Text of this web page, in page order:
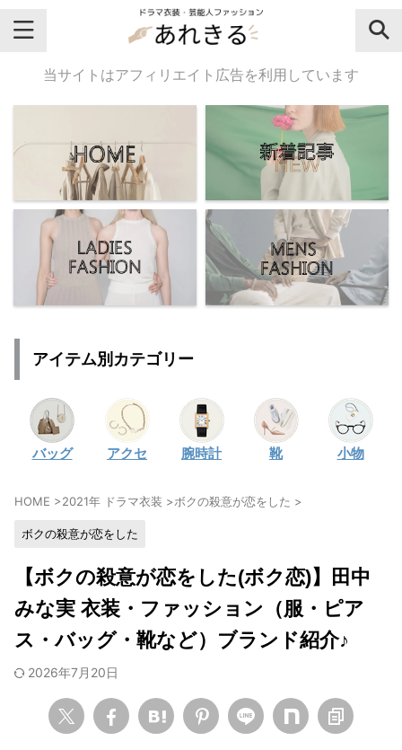
＼芸能人名・ドラマ名で検索♪／
気になるドラマ名や芸能人名でおし
ゃれなドラマ衣装・ファッションを
チェックしてね♪
【よく検索されてる女性芸能人】
・
広瀬すず
川口春奈
・ 石原さとみ
・広瀬アリス
永野芽郁
・波瑠
・奈緒
・
高畑充希
さとうほなみ
水川あさみ
田中みな実
当サイトはアフィリエイト広告を利用しています
アイテム別カテゴリー
バッグ アクセ 腕時計 靴 小物
HOME >2021年 ドラマ衣装 >ボクの殺意が恋をした >
ボクの殺意が恋をした
【ボクの殺意が恋をした(ボク恋)】田中
みな実 衣装・ファッション（服・ピア
ス・バッグ・靴など）ブランド紹介♪
2026年7月20日